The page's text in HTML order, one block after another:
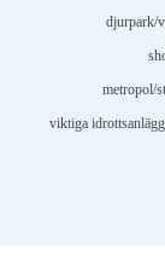
djurpark/
metropol/
viktiga